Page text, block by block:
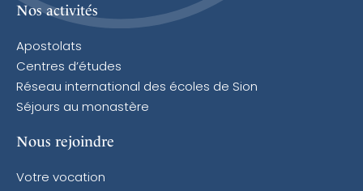
Nos activités
Apostolats
Centres d’études
Réseau international des écoles de Sion
Séjours au monastère
Nous rejoindre
Votre vocation